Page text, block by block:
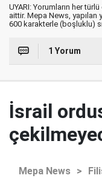
UYARI: Yorumların her
aittir. Mepa News,
600 karakterle (boşluklu)
1 Yorum
İsrail
Mepa News >